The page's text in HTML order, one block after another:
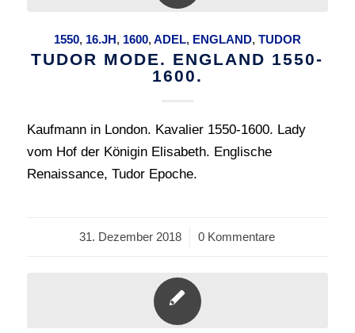
1550, 16.JH, 1600,ADEL, ENGLAND, TUDOR
TUDOR MODE. ENGLAND 1550-
1600.
Kaufmann in London. Kavalier 1550-1600. Lady
vom Hof der Königin Elisabeth. Englische
Renaissance, Tudor Epoche.
31. Dezember 2018
/ 0 Kommentare